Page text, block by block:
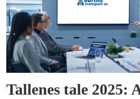
Tallenes tale 2025: